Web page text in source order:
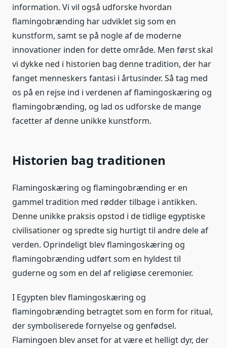
information. Vi vil også udforske hvordan
flamingobrænding har udviklet sig som en
kunstform, samt se på nogle af de moderne
innovationer inden for dette område. Men først skal
vi dykke ned i historien bag denne tradition, der har
fanget menneskers fantasi i årtusinder. Så tag med
os på en rejse ind i verdenen af flamingoskæring og
flamingobrænding, og lad os udforske de mange
facetter af denne unikke kunstform.
Historien bag traditionen
Flamingoskæring og flamingobrænding er en
gammel tradition med rødder tilbage i antikken.
Denne unikke praksis opstod i de tidlige egyptiske
civilisationer og spredte sig hurtigt til andre dele af
verden. Oprindeligt blev flamingoskæring og
flamingobrænding udført som en hyldest til
guderne og som en del af religiøse ceremonier.
I Egypten blev flamingoskæring og
flamingobrænding betragtet som en form for ritual,
der symboliserede fornyelse og genfødsel.
Flamingoen blev anset for at være et helligt dyr, der